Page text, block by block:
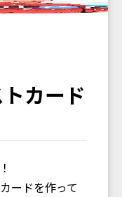
カード
ードを作って